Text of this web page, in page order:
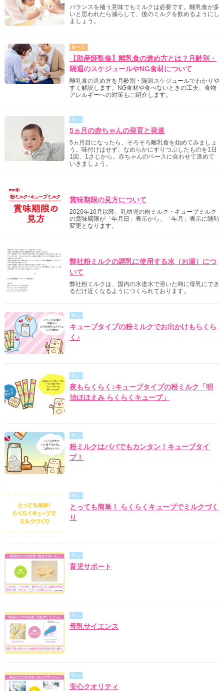
バランスを補う意味でもミルクは必要です。離乳食が多
いと思われたら減らして、後のミルクを飲めるようにし
ましょう。
食べる
【助産師監修】離乳食の進め方とは？月齢別・
隔週のスケジュールやNG食材について
離乳食の進め方を月齢別・隔週スケジュールでわかりや
すく解説します。NG食材や食べないときの工夫、食物
アレルギーへの対策もご紹介します。
学ぶ
5ヵ月の赤ちゃんの発育と発達
5ヵ月目になったら、そろそろ離乳食を始めてみましょ
う。味付けはせず、なめらかにすりつぶしたものを1日
1回、1さじから。赤ちゃんのペースに合わせて進めて
いきましょう。
賞味期限の見方について
2020年10月以降、乳幼児の粉ミルク・キューブミルク
の賞味期限が「年月日」表示から、「年月」表示に随時
変更となります。
弊社粉ミルクの調乳に使用する水（お湯）につ
いて
弊社粉ミルクは、国内の水道水で溶いた時に母乳にでき
るだけ近くなるようにつくられております。
学ぶ
キューブタイプの粉ミルクでお出かけもらくら
く♪
学ぶ
夜もらくらく♪キューブタイプの粉ミルク「明
治ほほえみ らくらくキューブ」
学ぶ
粉ミルクはパパでもカンタン！キューブタイ
プ！
学ぶ
とっても簡単！ らくらくキューブでミルクづく
り
学ぶ
育児サポート
学ぶ
母乳サイエンス
学ぶ
安心クオリティ